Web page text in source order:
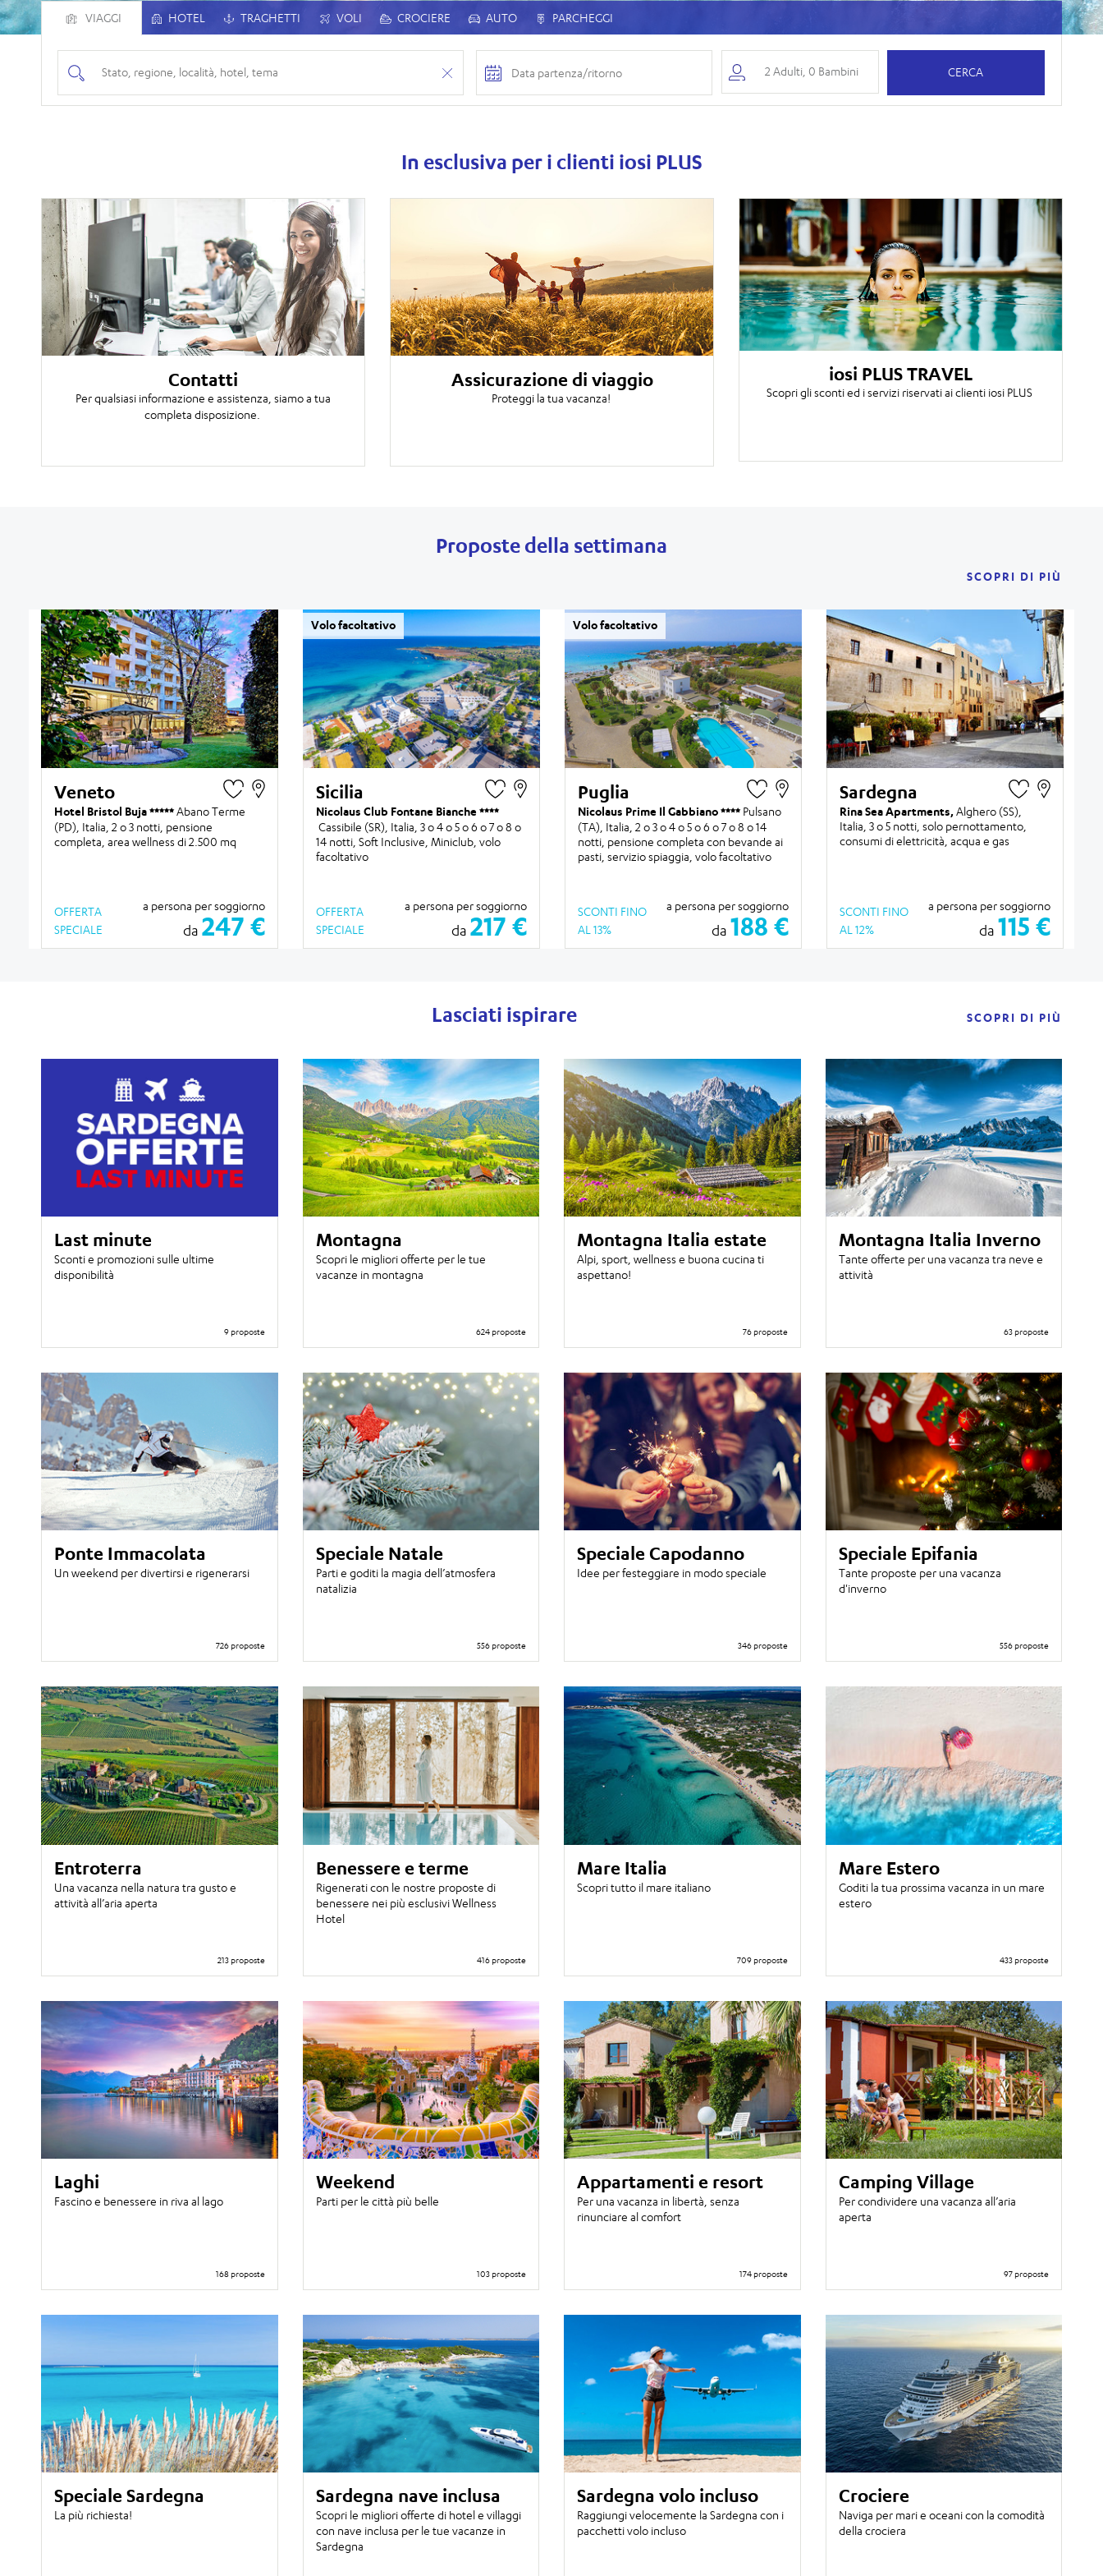
VIAGGI HOTEL TRAGHETTI VOLI CROCIERE AUTO PARCHEGGI
CERCA
In esclusiva per i clienti iosi PLUS
Contatti
Per qualsiasi informazione e assistenza, siamo a tua
completa disposizione.
Assicurazione di viaggio
Proteggi la tua vacanza!
iosi PLUS TRAVEL
Scopri gli sconti ed i servizi riservati ai clienti iosi PLUS
Proposte della settimana
SCOPRI DI PIÙ
Veneto
Hotel Bristol Buja
Abano Terme
(PD), Italia, 2 o 3 notti , pensione
completa, area wellness di 2.500 mq
OFFERTA
SPECIALE
a persona per soggiorno
da 247 €
Volo facoltativo
Sicilia
Nicolaus Club Fontane Bianche
Cassibile (SR), Italia, 3 o 4 o 5 o 6 o 7 o 8 o
14 notti , Soft Inclusive, Miniclub, volo
facoltativo
OFFERTA
SPECIALE
a persona per soggiorno
da 217 €
Volo facoltativo
Puglia
Nicolaus Prime Il Gabbiano
Pulsano
(TA), Italia, 2 o 3 o 4 o 5 o 6 o 7 o 8 o 14
notti , pensione completa con bevande ai
pasti, servizio spiaggia, volo facoltativo
SCONTI FINO
AL 13%
a persona per soggiorno
da 188 €
Sardegna
Rina Sea Apartments,Alghero (SS),
Italia, 3 o 5 notti , solo pernottamento,
consumi di elettricità, acqua e gas
SCONTI FINO
AL 12%
a persona per soggiorno
da 115 €
Lasciati ispirare SCOPRI DI PIÙ
Last minute
Sconti e promozioni sulle ultime
disponibilità
9 proposte
Montagna
Scopri le migliori offerte per le tue
vacanze in montagna
624 proposte
Montagna Italia estate
Alpi, sport, wellness e buona cucina ti
aspettano!
76 proposte
Montagna Italia Inverno
Tante offerte per una vacanza tra neve e
attività
63 proposte
Ponte Immacolata
Un weekend per divertirsi e rigenerarsi
726 proposte
Speciale Natale
Parti e goditi la magia dell’atmosfera
natalizia
556 proposte
Speciale Capodanno
Idee per festeggiare in modo speciale
346 proposte
Speciale Epifania
Tante proposte per una vacanza
d'inverno
556 proposte
Entroterra
Una vacanza nella natura tra gusto e
attività all’aria aperta
213 proposte
Benessere e terme
Rigenerati con le nostre proposte di
benessere nei più esclusivi Wellness
Hotel
416 proposte
Mare Italia
Scopri tutto il mare italiano
709 proposte
Mare Estero
Goditi la tua prossima vacanza in un mare
estero
433 proposte
Laghi
Fascino e benessere in riva al lago
168 proposte
Weekend
Parti per le città più belle
103 proposte
Appartamenti e resort
Per una vacanza in libertà, senza
rinunciare al comfort
174 proposte
Camping Village
Per condividere una vacanza all’aria
aperta
97 proposte
Speciale Sardegna
La più richiesta!
Sardegna nave inclusa
Scopri le migliori offerte di hotel e villaggi
con nave inclusa per le tue vacanze in
Sardegna
Sardegna volo incluso
Raggiungi velocemente la Sardegna con i
pacchetti volo incluso
Crociere
Naviga per mari e oceani con la comodità
della crociera